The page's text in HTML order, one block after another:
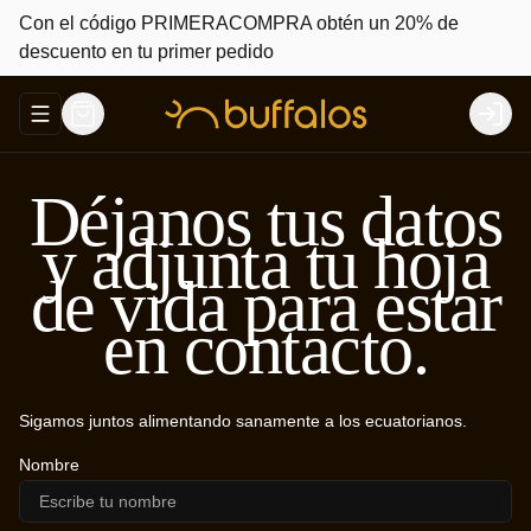
Con el código PRIMERACOMPRA obtén un 20% de
descuento en tu primer pedido
Abrir menu de navegación Login
Déjanos tus datos
y adjunta tu hoja
de vida para estar
en contacto.
Sigamos juntos alimentando sanamente a los ecuatorianos.
Nombre